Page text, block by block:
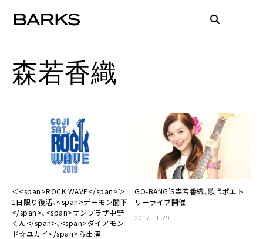
森若香織
＜<span>ROCK WAVE</span>＞
1日限り復活、<span>デーモン閣下
</span>、<span>サンプラザ中野
くん</span>、<span>ダイアモン
ド☆ユカイ</span>ら出演
GO-BANG’S森若香織、歌うポエト
リーライブ開催
2017.11.29